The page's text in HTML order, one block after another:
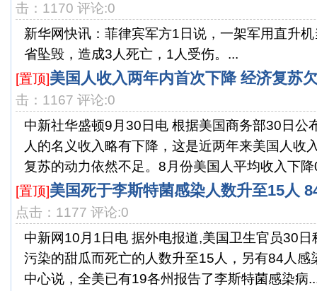
击：1170 评论:0
新华网快讯：菲律宾军方1日说，一架军用直升
省坠毁，造成3人死亡，1人受伤。...
[置顶]美国人收入两年内首次下降 经济复苏
击：1167 评论:0
中新社华盛顿9月30日电 根据美国商务部30日公
人的名义收入略有下降，这是近两年来美国人收
复苏的动力依然不足。8月份美国人平均收入下降
[置顶]美国死于李斯特菌感染人数升至15人
点击：1177 评论:0
中新网10月1日电 据外电报道,美国卫生官员30
污染的甜瓜而死亡的人数升至15人，另有84人感
中心说，全美已有19各州报告了李斯特菌感染病